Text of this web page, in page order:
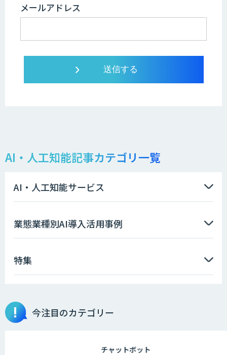
メールアドレス
AI・人工知能記事カテゴリ一覧
AI・人工知能サービス
業態業種別AI導入活用事例
特集
今注目のカテゴリー
チャットボット